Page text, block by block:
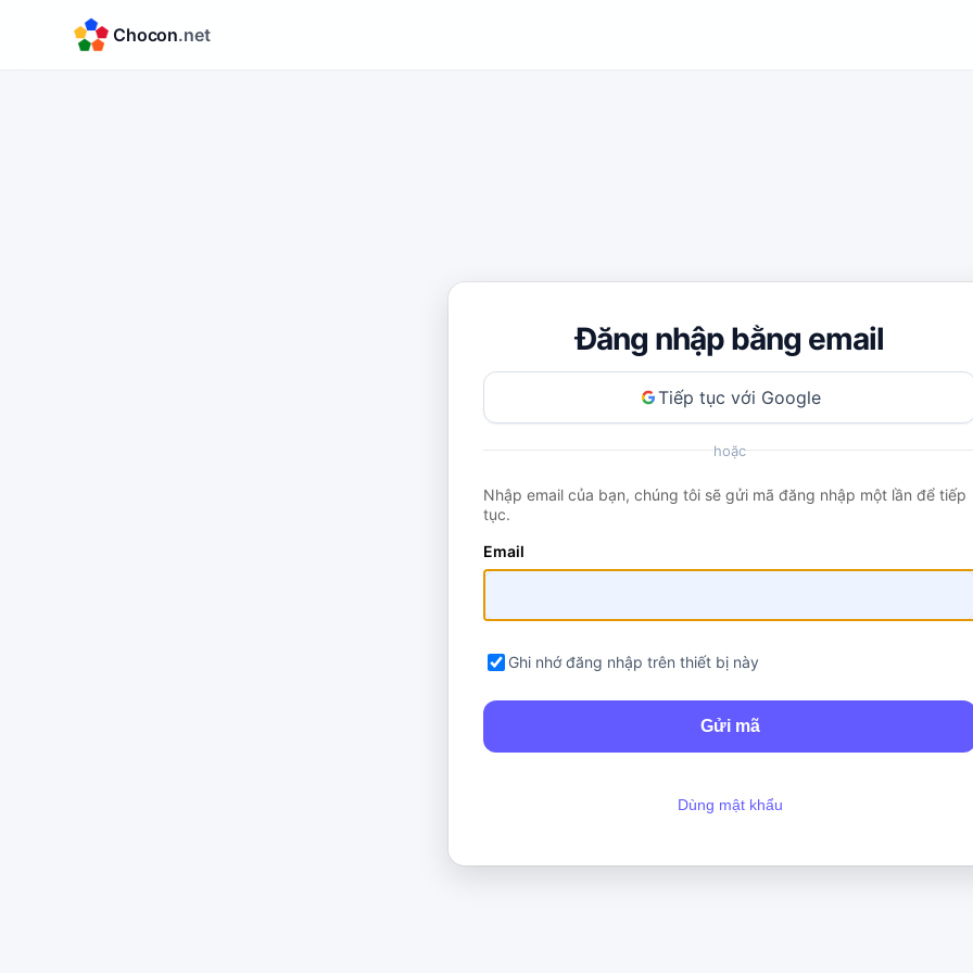
Chocon.net
Đăng nhập bằng email
Tiếp tục với Google
hoặc
Nhập email của bạn, chúng tôi sẽ gửi mã đăng nhập một lần để tiếp
tục.
Email
Ghi nhớ đăng nhập trên thiết bị này
Dùng mật khẩu